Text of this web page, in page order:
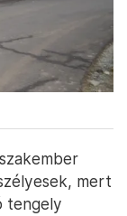
mert
tengely